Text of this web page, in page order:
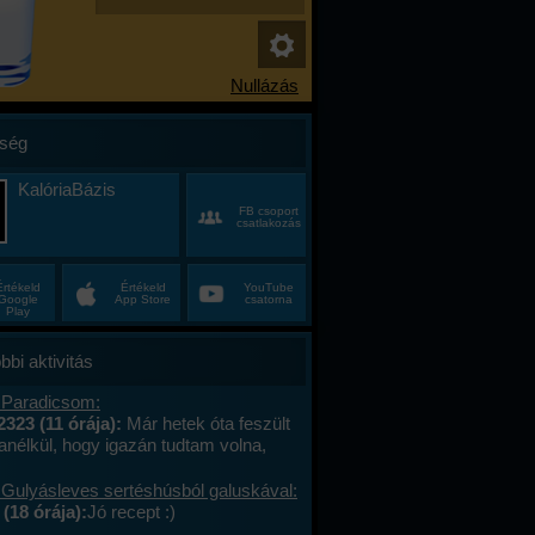
KalóriaBázis
FB csoport
csatlakozás
Play
Értékeld
App Store
YouTube
csatorna
aktivitás
(11 órája): Már hetek óta feszült
hogy igazán tudtam volna,
éveim közepén egyszer csak
minden, ami régen izgalmas
sertéshúsból galuskával:
órája):Jó recept :)